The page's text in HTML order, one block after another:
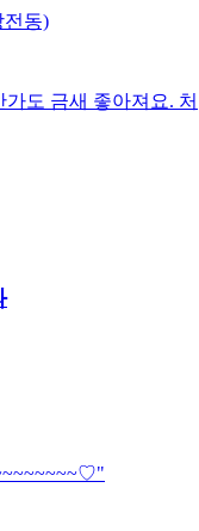
전동)
도 금새 좋아져요. 처
"